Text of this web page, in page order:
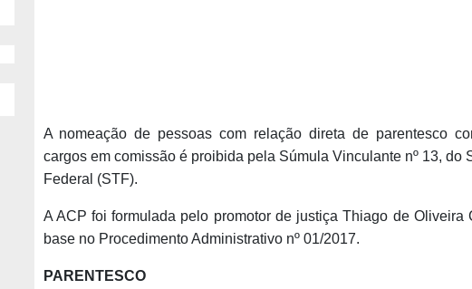
A nomeação de pessoas com relação direta de parentesco
cargos em comissão é proibida pela Súmula Vinculante nº 13, do
Federal (STF).
A ACP foi formulada pelo promotor de justiça Thiago de Oliveira
base no Procedimento Administrativo nº 01/2017.
PARENTESCO